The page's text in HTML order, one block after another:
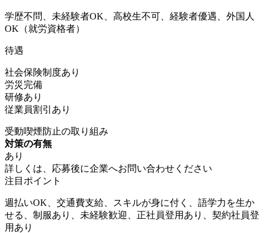
学歴不問、未経験者OK、高校生不可、経験者優遇、外国人
OK（就労資格者）
待遇
社会保険制度あり
労災完備
研修あり
従業員割引あり
受動喫煙防止の取り組み
対策の有無
あり
詳しくは、応募後に企業へお問い合わせください
注目ポイント
週払いOK、交通費支給、スキルが身に付く、語学力を生か
せる、制服あり、未経験歓迎、正社員登用あり、契約社員登
用あり